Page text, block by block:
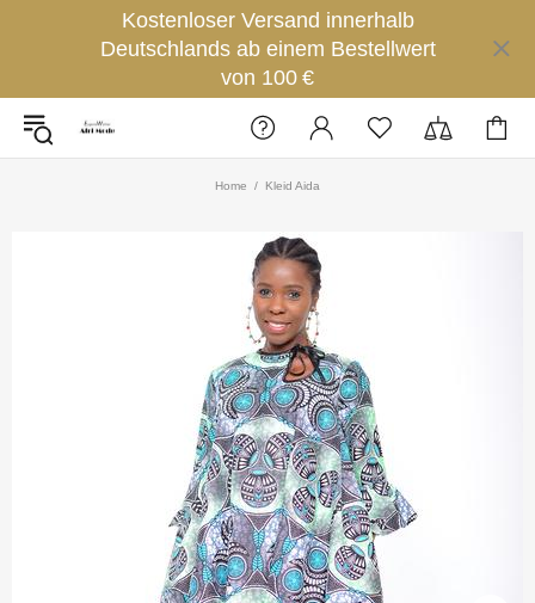
Kostenloser Versand innerhalb
Deutschlands ab einem Bestellwert
von 100 €
Home Kleid Aida